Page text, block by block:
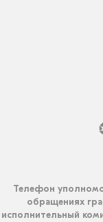
Телефон
обращениях
исполнительный